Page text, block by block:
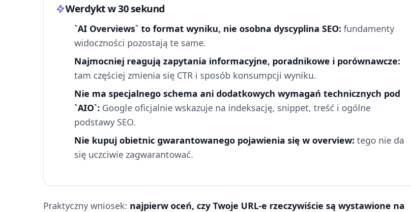
Werdykt w 30 sekund
`AI Overviews` to format wyniku, nie osobna dyscyplina SEO: fundamenty
widoczności pozostają te same.
Najmocniej reagują zapytania informacyjne, poradnikowe i porównawcze:
tam częściej zmienia się CTR i sposób konsumpcji wyniku.
Nie ma specjalnego schema ani dodatkowych wymagań technicznych pod
`AIO`: Google oficjalnie wskazuje na indeksację, snippet, treść i ogólne
podstawy SEO.
Nie kupuj obietnic gwarantowanego pojawienia się w overview: tego nie da
się uczciwie zagwarantować.
Praktyczny wniosek: najpierw oceń, czy Twoje URL-e rzeczywiście są wystawione na